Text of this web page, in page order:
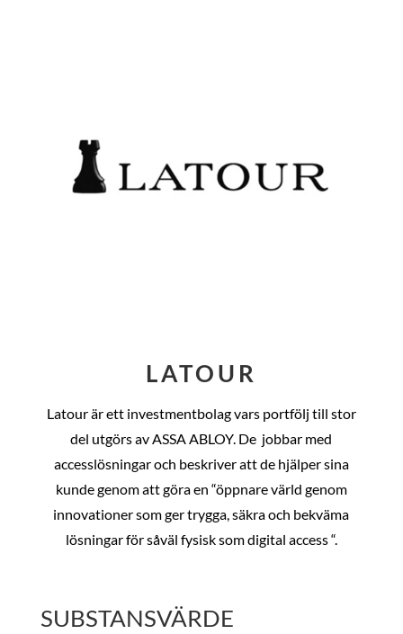
LATOUR
Latour är ett investmentbolag vars portfölj till stor
del utgörs av ASSA ABLOY. De jobbar med
accesslösningar och beskriver att de hjälper sina
kunde genom att göra en “öppnare värld genom
innovationer som ger trygga, säkra och bekväma
lösningar för såväl fysisk som digital access “.
SUBSTANSVÄRDE